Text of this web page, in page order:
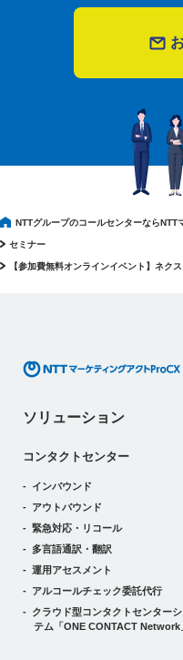
NTTグループのコールセンターならNTT
セミナー
【参加費無料オンラインイベント】ネク
ソリューション
コンタクトセンター
インバウンド
アウトバウンド
緊急対応・リコール
多言語通訳・翻訳
運用アセスメント
アルコールチェック委託代行
クラウド型コンタクトセンターシ
テム 「ONE CONTACT Network